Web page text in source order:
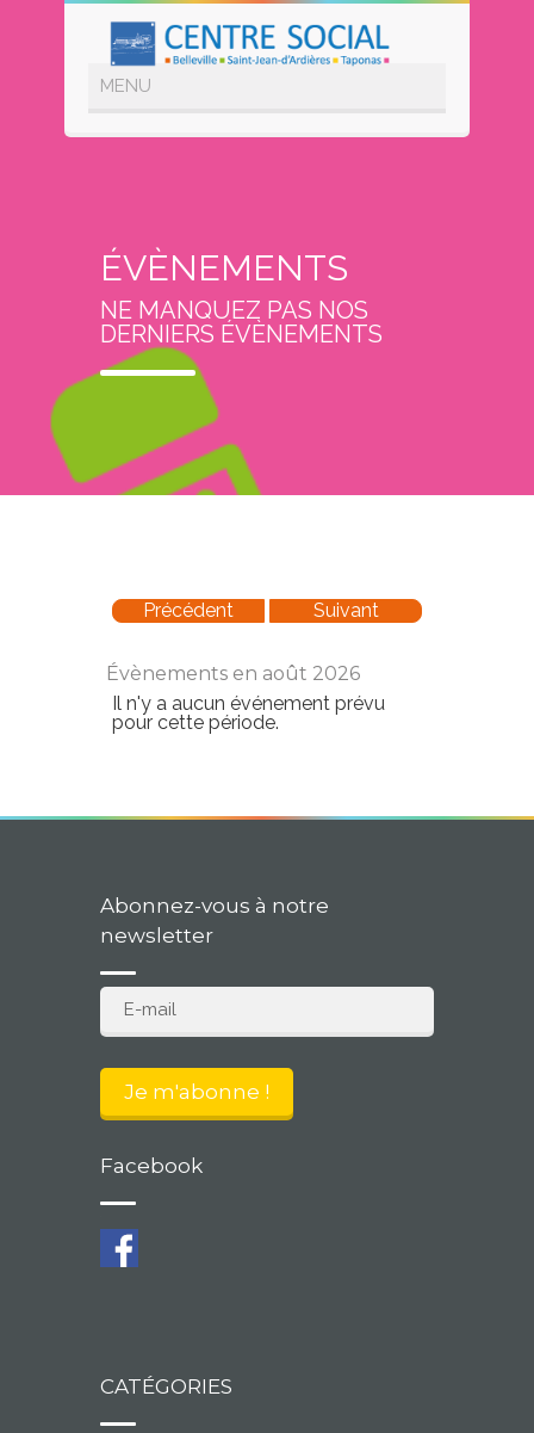
ÉVÈNEMENTS
NE MANQUEZ PAS NOS
DERNIERS ÉVÈNEMENTS
Précédent Suivant
Évènements en août 2026
Il n'y a aucun événement prévu
pour cette période.
Abonnez-vous à notre
newsletter
Facebook
CATÉGORIES